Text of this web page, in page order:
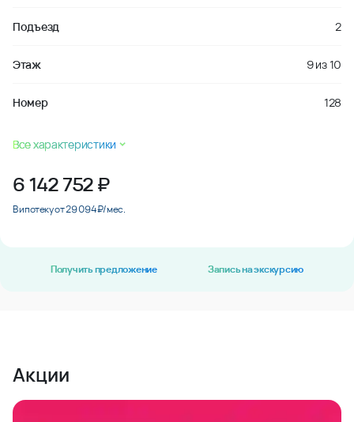
Подъезд 2
Этаж 9из10
Номер 128
Все характеристики
6 142 752₽
В ипотеку от 29 094 ₽/мес.
Получить предложение Запись на экскурсию
Акции